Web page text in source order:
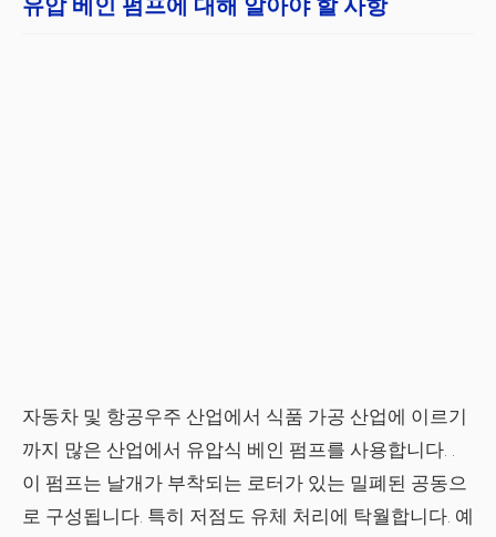
유압 베인 펌프에 대해 알아야 할 사항
자동차 및 항공우주 산업에서 식품 가공 산업에 이르기
까지 많은 산업에서 유압식 베인 펌프를 사용합니다. .
이 펌프는 날개가 부착되는 로터가 있는 밀폐된 공동으
로 구성됩니다. 특히 저점도 유체 처리에 탁월합니다. 예